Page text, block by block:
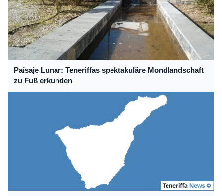
Paisaje Lunar: Teneriffas spektakuläre Mondlandschaft
zu Fuß erkunden